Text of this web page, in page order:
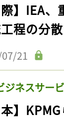
際】IEA
程の分
21
ジネスサー
本】